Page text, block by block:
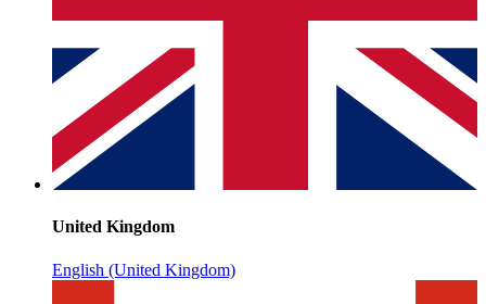
United Kingdom
English (United Kingdom)